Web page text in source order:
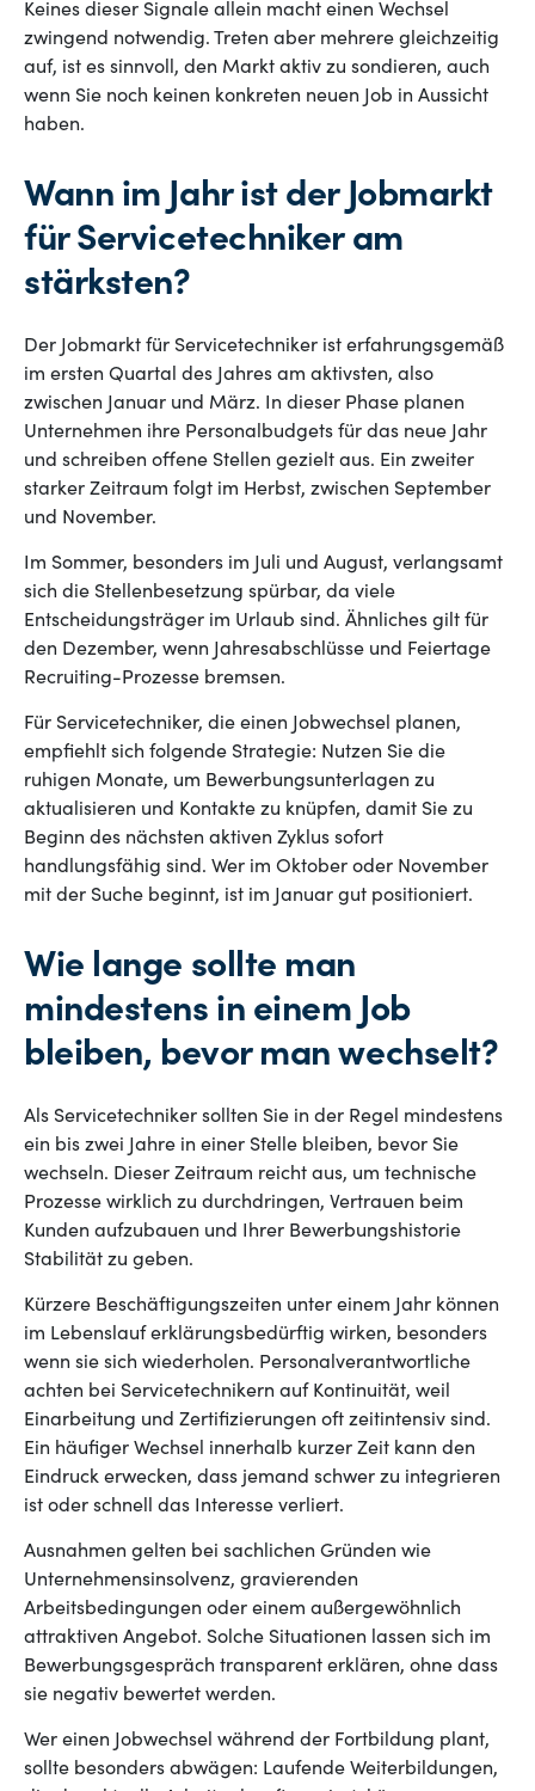
Keines dieser Signale allein macht einen Wechsel
zwingend notwendig. Treten aber mehrere gleichzeitig
auf, ist es sinnvoll, den Markt aktiv zu sondieren, auch
wenn Sie noch keinen konkreten neuen Job in Aussicht
haben.
Wann im Jahr ist der Jobmarkt
für Servicetechniker am
stärksten?
Der Jobmarkt für Servicetechniker ist erfahrungsgemäß
im ersten Quartal des Jahres am aktivsten, also
zwischen Januar und März. In dieser Phase planen
Unternehmen ihre Personalbudgets für das neue Jahr
und schreiben offene Stellen gezielt aus. Ein zweiter
starker Zeitraum folgt im Herbst, zwischen September
und November.
Im Sommer, besonders im Juli und August, verlangsamt
sich die Stellenbesetzung spürbar, da viele
Entscheidungsträger im Urlaub sind. Ähnliches gilt für
den Dezember, wenn Jahresabschlüsse und Feiertage
Recruiting-Prozesse bremsen.
Für Servicetechniker, die einen Jobwechsel planen,
empfiehlt sich folgende Strategie: Nutzen Sie die
ruhigen Monate, um Bewerbungsunterlagen zu
aktualisieren und Kontakte zu knüpfen, damit Sie zu
Beginn des nächsten aktiven Zyklus sofort
handlungsfähig sind. Wer im Oktober oder November
mit der Suche beginnt, ist im Januar gut positioniert.
Wie lange sollte man
mindestens in einem Job
bleiben, bevor man wechselt?
Als Servicetechniker sollten Sie in der Regel mindestens
ein bis zwei Jahre in einer Stelle bleiben, bevor Sie
wechseln. Dieser Zeitraum reicht aus, um technische
Prozesse wirklich zu durchdringen, Vertrauen beim
Kunden aufzubauen und Ihrer Bewerbungshistorie
Stabilität zu geben.
Kürzere Beschäftigungszeiten unter einem Jahr können
im Lebenslauf erklärungsbedürftig wirken, besonders
wenn sie sich wiederholen. Personalverantwortliche
achten bei Servicetechnikern auf Kontinuität, weil
Einarbeitung und Zertifizierungen oft zeitintensiv sind.
Ein häufiger Wechsel innerhalb kurzer Zeit kann den
Eindruck erwecken, dass jemand schwer zu integrieren
ist oder schnell das Interesse verliert.
Ausnahmen gelten bei sachlichen Gründen wie
Unternehmensinsolvenz, gravierenden
Arbeitsbedingungen oder einem außergewöhnlich
attraktiven Angebot. Solche Situationen lassen sich im
Bewerbungsgespräch transparent erklären, ohne dass
sie negativ bewertet werden.
Wer einen Jobwechsel während der Fortbildung plant,
sollte besonders abwägen: Laufende Weiterbildungen,